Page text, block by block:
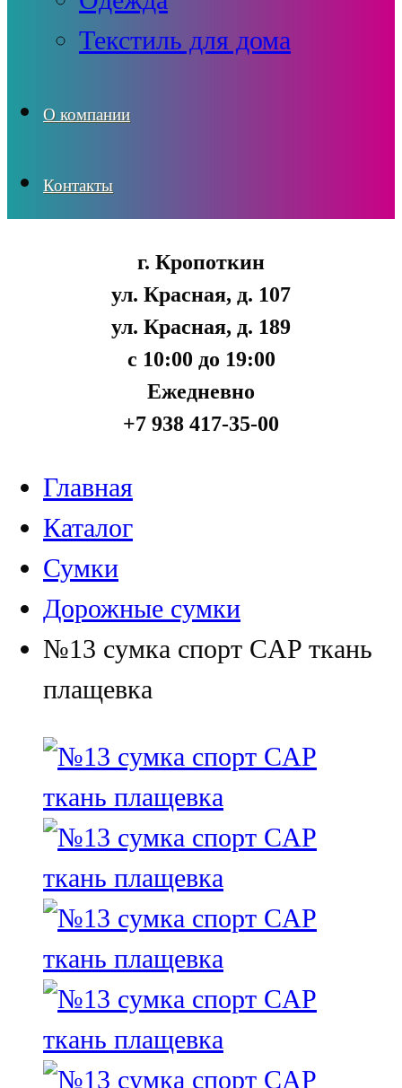
Текстиль для дома
О компании
Контакты
г. Кропоткин
ул. Красная, д. 107
ул. Красная, д. 189
с 10:00 до 19:00
Ежедневно
+7 938 417-35-00
Главная
Каталог
Сумки
Дорожные сумки
№13 сумка спорт CAP ткань
плащевка